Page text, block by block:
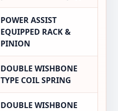
POWER ASSIST
EQUIPPED RACK &
PINION
DOUBLE WISHBONE
TYPE COIL SPRING
DOUBLE WISHBONE